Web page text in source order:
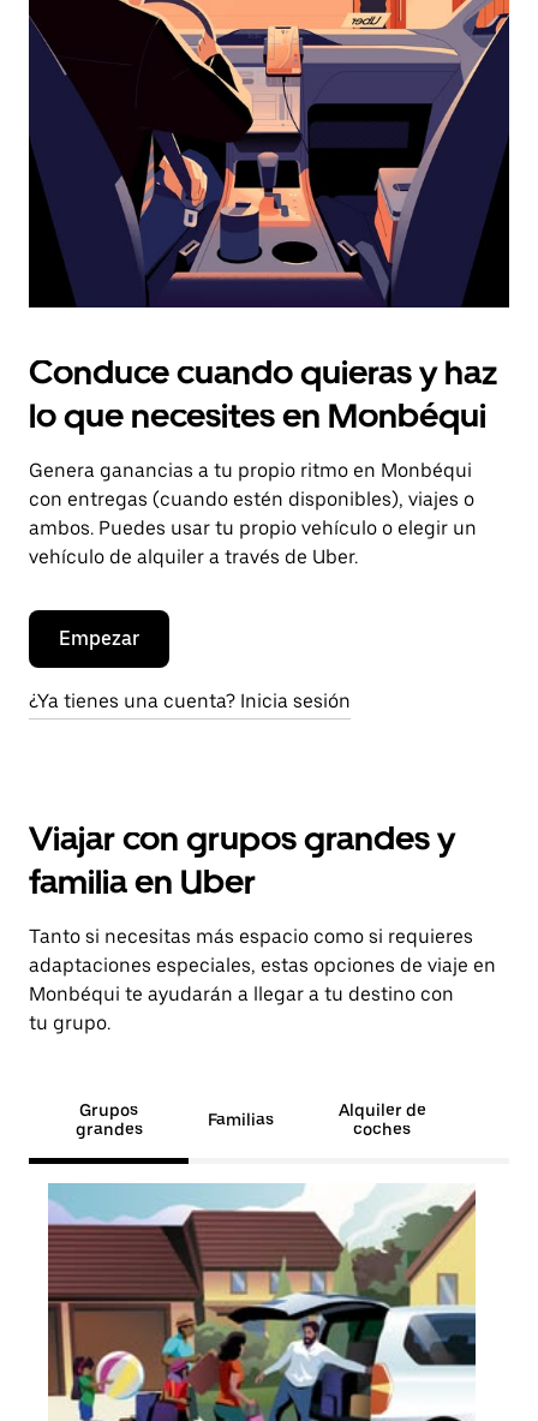
el
botón
escape
el
calendario.
Conduce cuando quieras y haz
lo que necesites en Monbéqui
Genera ganancias a tu propio ritmo en Monbéqui
con entregas (cuando estén disponibles), viajes o
ambos. Puedes usar tu propio vehículo o elegir un
vehículo de alquiler a través de Uber.
Empezar
¿Ya tienes una cuenta? Inicia sesión
Viajar con grupos grandes y
familia en Uber
Tanto si necesitas más espacio como si requieres
adaptaciones especiales, estas opciones de viaje en
Monbéqui te ayudarán a llegar a tu destino con
tu grupo.
Grupos
grandes
Familias
Alquiler de
coches